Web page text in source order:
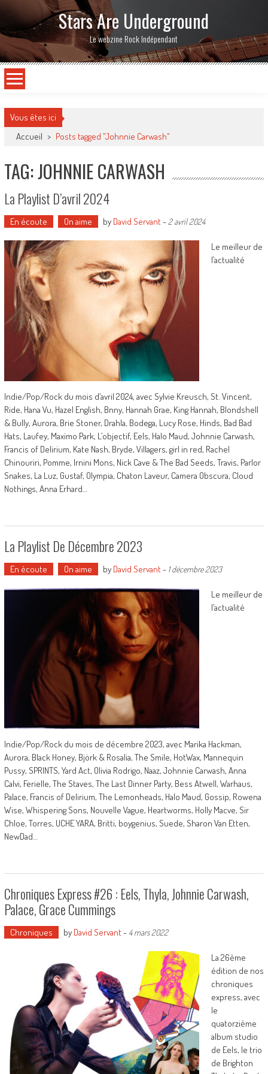
Stars Are Underground
Le webzine Rock Indépendant
Vous êtes ici
Accueil > Posts tagged "Johnnie Carwash"
TAG: JOHNNIE CARWASH
La Playlist D’avril 2024
En écoute On aime by David Servant- 2 avril 2024
Le meilleur de
l’actualité
Indie/Pop/Rock du mois d’avril 2024, avec Sylvie Kreusch, St. Vincent,
Ride, Hana Vu, Hazel English, Bnny, Hannah Grae, King Hannah, Blondshell
& Bully, Aurora, Brie Stoner, Drahla, Bodega, Lucy Rose, Hinds, Bad Bad
Hats, Laufey, Maxïmo Park, L’objectif, Eels, Halo Maud, Johnnie Carwash,
Francis of Delirium, Kate Nash, Bryde, Villagers, girl in red, Rachel
Chinouriri, Pomme, Irnini Mons, Nick Cave & The Bad Seeds, Travis, Parlor
Snakes, La Luz, Gustaf, Olympia, Chaton Laveur, Camera Obscura, Cloud
Nothings, Anna Erhard…
La Playlist De Décembre 2023
En écoute On aime by David Servant- 1 décembre 2023
Le meilleur de
l’actualité
Indie/Pop/Rock du mois de décembre 2023, avec Marika Hackman,
Aurora, Black Honey, Björk & Rosalia, The Smile, HotWax, Mannequin
Pussy, SPRINTS, Yard Act, Olivia Rodrigo, Naaz, Johnnie Carwash, Anna
Calvi, Ferielle, The Staves, The Last Dinner Party, Bess Atwell, Warhaus,
Palace, Francis of Delirium, The Lemonheads, Halo Maud, Gossip, Rowena
Wise, Whispering Sons, Nouvelle Vague, Heartworms, Holly Macve, Sir
Chloe, Torres, UCHE YARA, Britti, boygenius, Suede, Sharon Van Etten,
NewDad…
Chroniques Express #26 : Eels, Thyla, Johnnie Carwash,
Palace, Grace Cummings
Chroniques by David Servant- 4 mars 2022
La 26ème
édition de nos
chroniques
express, avec
le
quatorzième
album studio
de Eels, le trio
de Brighton